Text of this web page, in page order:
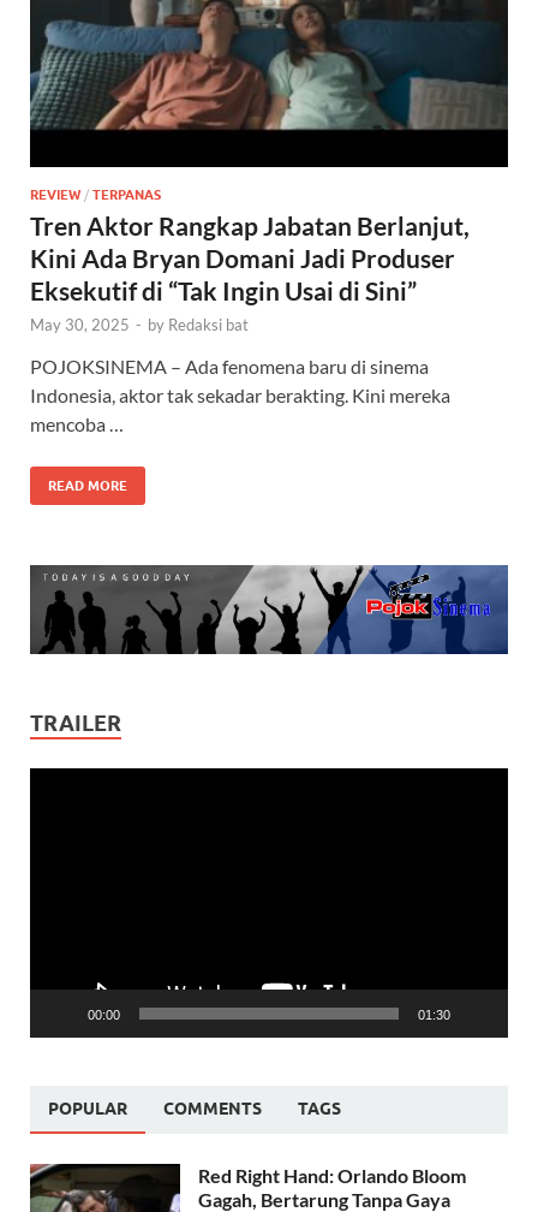
REVIEW / TERPANAS
Tren Aktor Rangkap Jabatan Berlanjut,
Kini Ada Bryan Domani Jadi Produser
Eksekutif di “Tak Ingin Usai di Sini”
May 30, 2025 - by Redaksi bat
POJOKSINEMA – Ada fenomena baru di sinema
Indonesia, aktor tak sekadar berakting. Kini mereka
mencoba …
READ MORE
TRAILER
00:00 01:30
POPULAR COMMENTS TAGS
Red Right Hand: Orlando Bloom
Gagah, Bertarung Tanpa Gaya